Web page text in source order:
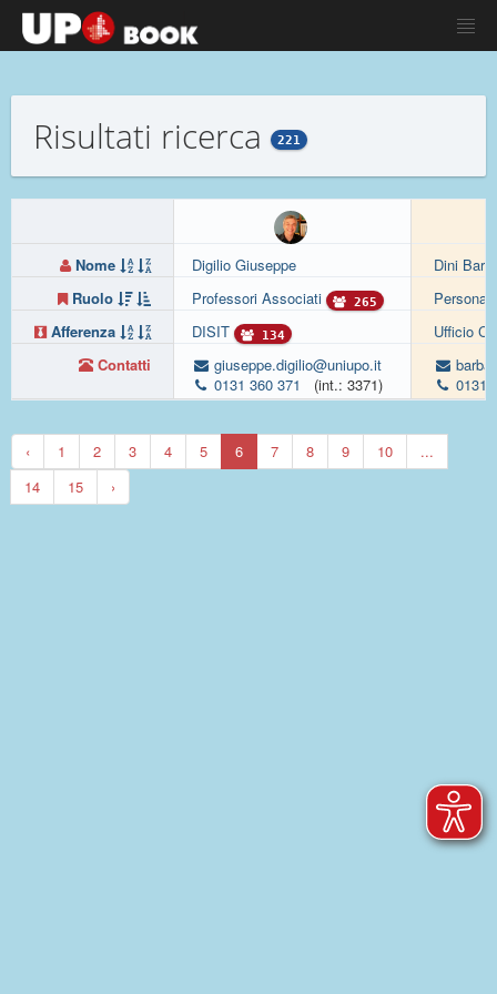
Risultati ricerca 221
Nome
Ruolo
Afferenza
Contatti
Digilio Giuseppe
Professori Associati
265
DISIT 134
giuseppe.digilio@uniupo.it
0131 360 371
(int.: 3371)
Dini
Ufficio
0131
‹ 1 2 3 4 5 6 7 8 9 10
...
14
15 ›